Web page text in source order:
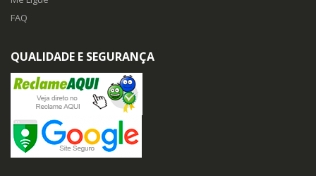
FAQ
QUALIDADE E SEGURANÇA